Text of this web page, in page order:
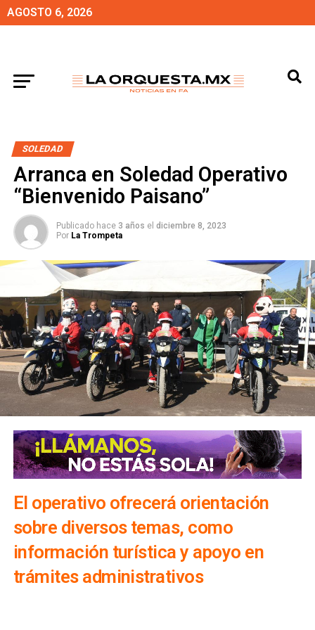
AGOSTO 6, 2026
SOLEDAD
Arranca en Soledad Operativo
“Bienvenido Paisano”
Publicado hace 3 años el diciembre 8, 2023
Por La Trompeta
El operativo ofrecerá orientación
sobre diversos temas, como
información turística y apoyo en
trámites administrativos